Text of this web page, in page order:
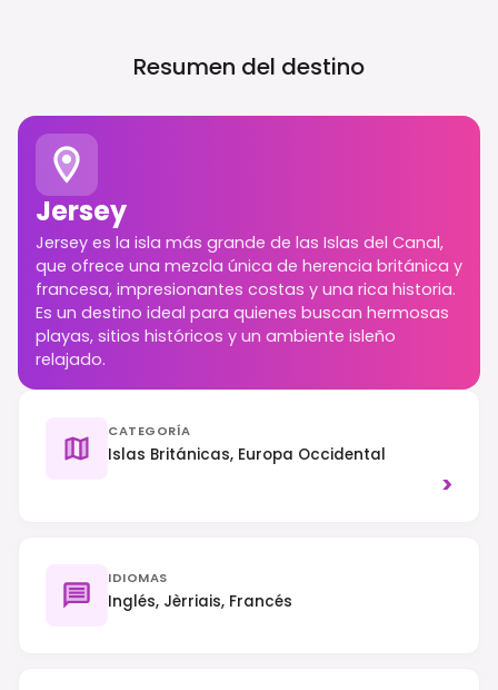
Resumen del destino
Jersey
Jersey es la isla más grande de las Islas del Canal,
que ofrece una mezcla única de herencia británica y
francesa, impresionantes costas y una rica historia.
Es un destino ideal para quienes buscan hermosas
playas, sitios históricos y un ambiente isleño
relajado.
CATEGORÍA
Islas Británicas, Europa Occidental
>
IDIOMAS
Inglés, Jèrriais, Francés